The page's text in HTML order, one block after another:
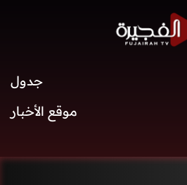
جدول
موقع الأخبار